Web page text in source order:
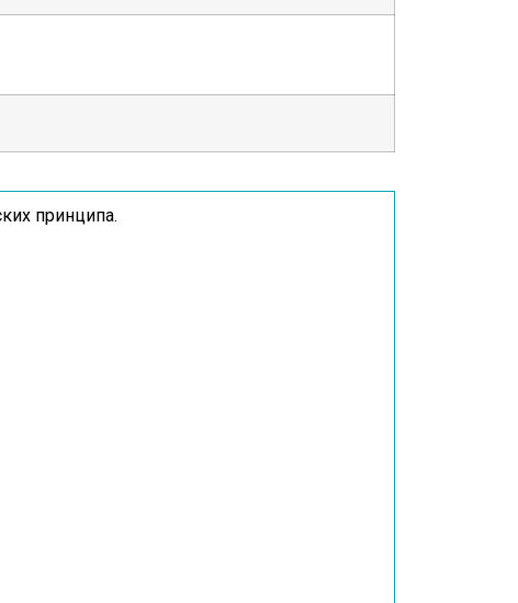
принципа.